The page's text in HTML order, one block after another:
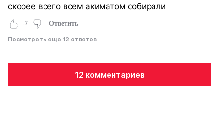
скорее всего всем акиматом собирали
-7 Ответить
Посмотреть еще 12 ответов
12 комментариев